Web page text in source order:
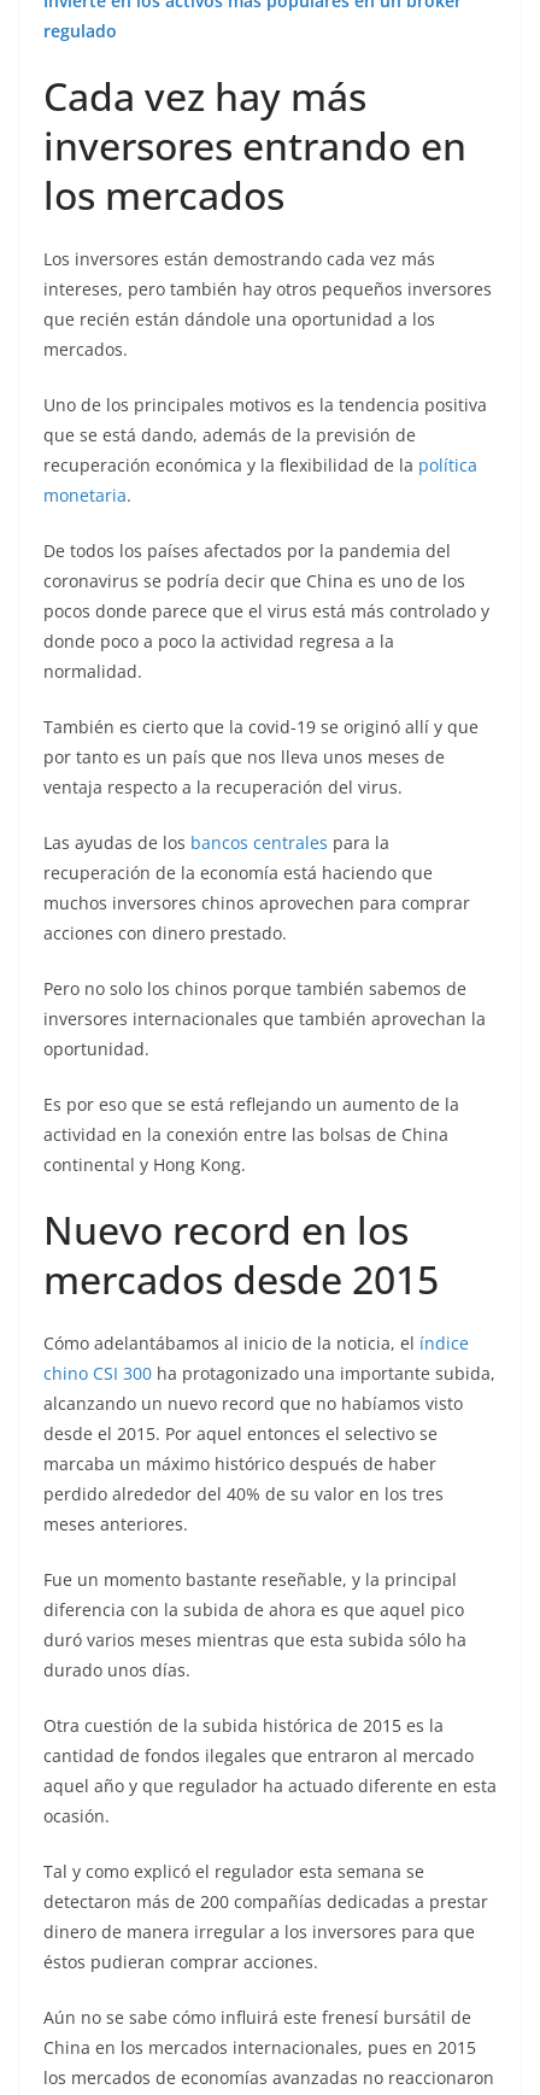
regulado
Cada vez hay más
inversores entrando en
los mercados
Los inversores están demostrando cada vez más
intereses, pero también hay otros pequeños inversores
que recién están dándole una oportunidad a los
mercados.
Uno de los principales motivos es la tendencia positiva
que se está dando, además de la previsión de
recuperación económica y la flexibilidad de la política
monetaria.
De todos los países afectados por la pandemia del
coronavirus se podría decir que China es uno de los
pocos donde parece que el virus está más controlado y
donde poco a poco la actividad regresa a la
normalidad.
También es cierto que la covid-19 se originó allí y que
por tanto es un país que nos lleva unos meses de
ventaja respecto a la recuperación del virus.
Las ayudas de los bancos centrales para la
recuperación de la economía está haciendo que
muchos inversores chinos aprovechen para comprar
acciones con dinero prestado.
Pero no solo los chinos porque también sabemos de
inversores internacionales que también aprovechan la
oportunidad.
Es por eso que se está reflejando un aumento de la
actividad en la conexión entre las bolsas de China
continental y Hong Kong.
Nuevo record en los
mercados desde 2015
Cómo adelantábamos al inicio de la noticia, el índice
chino CSI 300 ha protagonizado una importante subida,
alcanzando un nuevo record que no habíamos visto
desde el 2015. Por aquel entonces el selectivo se
marcaba un máximo histórico después de haber
perdido alrededor del 40% de su valor en los tres
meses anteriores.
Fue un momento bastante reseñable, y la principal
diferencia con la subida de ahora es que aquel pico
duró varios meses mientras que esta subida sólo ha
durado unos días.
Otra cuestión de la subida histórica de 2015 es la
cantidad de fondos ilegales que entraron al mercado
aquel año y que regulador ha actuado diferente en esta
ocasión.
Tal y como explicó el regulador esta semana se
detectaron más de 200 compañías dedicadas a prestar
dinero de manera irregular a los inversores para que
éstos pudieran comprar acciones.
Aún no se sabe cómo influirá este frenesí bursátil de
China en los mercados internacionales, pues en 2015
los mercados de economías avanzadas no reaccionaron